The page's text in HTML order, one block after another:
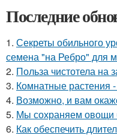
Последние
1. Секреты обильного
семена "на Ребро" для
2. Польза чистотела на
3. Комнатные растения
4. Возможно, и вам
5. Мы сохраняем овощи
6. Как обеспечить